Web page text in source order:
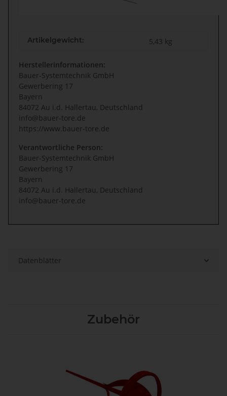
Artikelgewicht: 5,43 kg
Herstellerinformationen:
Bauer-Systemtechnik GmbH
Gewerbering 17
Bayern
84072 Au i.d. Hallertau, Deutschland
info@bauer-tore.de
https://www.bauer-tore.de
Verantwortliche Person:
Bauer-Systemtechnik GmbH
Gewerbering 17
Bayern
84072 Au i.d. Hallertau, Deutschland
info@bauer-tore.de
Datenblätter
Zubehör